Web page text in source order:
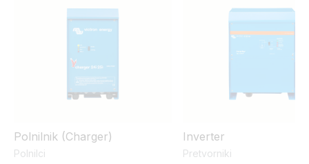
Polnilnik (Charger)
Polnilci
Inverter
Pretvorniki